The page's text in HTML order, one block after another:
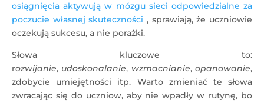
osiągnięcia aktywują w mózgu sieci odpowiedzialne za
poczucie własnej skuteczności , sprawiają, że uczniowie
oczekują sukcesu, a nie porażki.
Słowa kluczowe to:
rozwijanie, udoskonalanie, wzmacnianie,opanowanie,
zdobycie umiejętności itp. Warto zmieniać te słowa
zwracając się do uczniow, aby nie wpadły w rutynę, bo